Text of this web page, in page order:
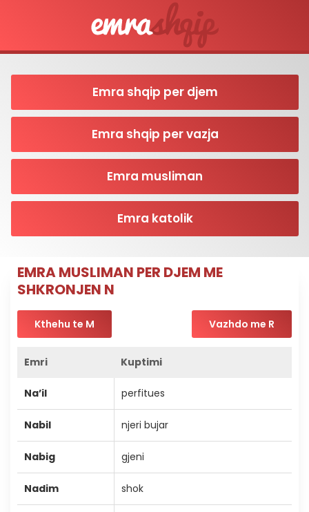
Emra shqip per djem
Emra shqip per vazja
Emra musliman
Emra katolik
EMRA MUSLIMAN PER DJEM ME
SHKRONJEN N
Kthehu te M Vazhdo me R
Emri Kuptimi
Na’il perfitues
Nabil njeri bujar
Nabig gjeni
Nadim shok